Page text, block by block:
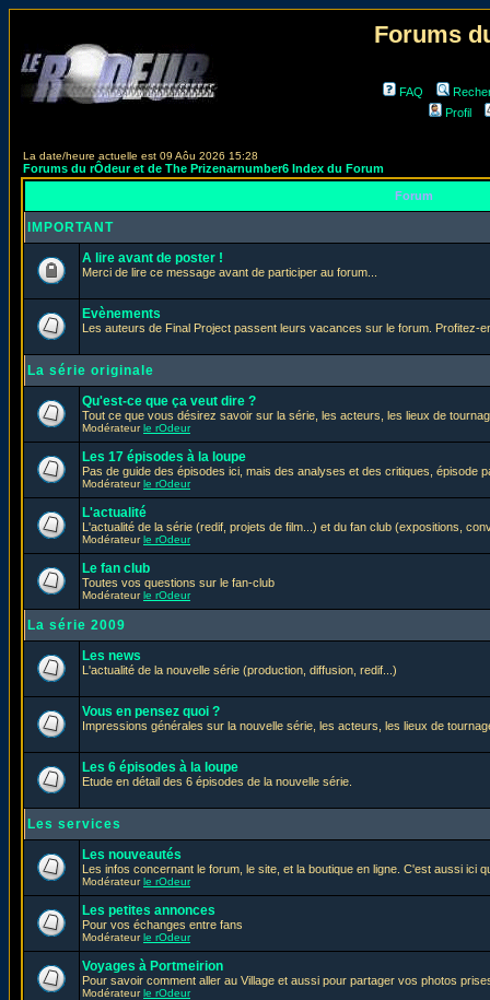
Forums
FAQ
Profil
La date/heure actuelle est 09 Aôu 2026 15:28
Forums du rÔdeur et de The Prizenarnumber6 Index du Forum
Forum
IMPORTANT
A lire avant de poster !
Merci de lire ce message avant de participer au forum...
Evènements
Les auteurs de Final Project passent leurs vacances sur le forum. Profitez-
La série originale
Qu'est-ce que ça veut dire ?
Tout ce que vous désirez savoir sur la série, les acteurs, les lieux de
Modérateurle rOdeur
Les 17 épisodes à la loupe
Pas de guide des épisodes ici, mais des analyses et des critiques, épisode
Modérateurle rOdeur
L'actualité
L'actualité de la série (redif, projets de film...) et du fan club (expositions,
Modérateurle rOdeur
Le fan club
Toutes vos questions sur le fan-club
Modérateurle rOdeur
La série 2009
Les news
L'actualité de la nouvelle série (production, diffusion, redif...)
Vous en pensez quoi ?
Impressions générales sur la nouvelle série, les acteurs, les lieux de
Les 6 épisodes à la loupe
Etude en détail des 6 épisodes de la nouvelle série.
Les services
Les nouveautés
Les infos concernant le forum, le site, et la boutique en ligne. C'est aussi ici
Modérateurle rOdeur
Les petites annonces
Pour vos échanges entre fans
Modérateurle rOdeur
Voyages à Portmeirion
Pour savoir comment aller au Village et aussi pour partager vos photos
Modérateurle rOdeur